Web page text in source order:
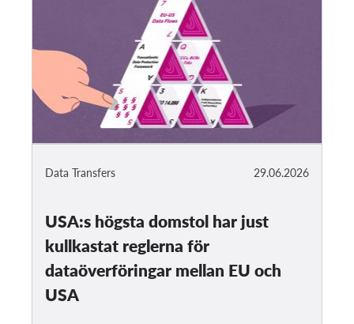
29.06.2026
Data Transfers
USA:s högsta domstol har just
kullkastat reglerna för
dataöverföringar mellan EU och
USA